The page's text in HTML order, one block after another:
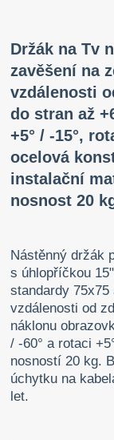
Držák na Tv
zavěšení na
vzdálenosti
do stran až
+5° / -15°,
ocelová
instalační
nosnost 20
Nástěnný držák
s úhlopříčkou
standardy
vzdálenosti od
náklonu
/ -60° a rotaci
nosností 20 kg.
úchytku na
let.